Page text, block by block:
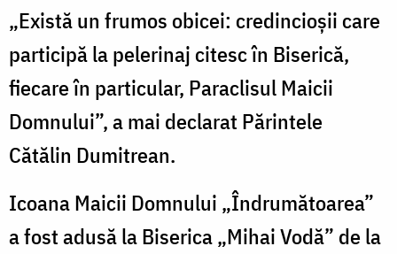
a
noua
„Există un frumos obicei: credincioșii care
participă la pelerinaj citesc în Biserică,
fiecare în particular, Paraclisul Maicii
Domnului”, a mai declarat Părintele
Cătălin Dumitrean.
Icoana Maicii Domnului „Îndrumătoarea”
a fost adusă la Biserica „Mihai Vodă” de la